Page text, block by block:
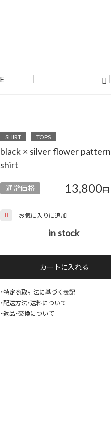
SHIRT TOPS
black × silver flower pattern
shirt
通常価格 13,800円
お気に入りに追加
in stock
カートに入れる
・特定商取引法に基づく表記
・配送方法・送料について
・返品・交換について